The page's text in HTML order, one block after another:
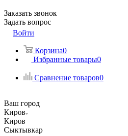
Заказать звонок
Задать вопрос
Войти
Корзина0
Избранные товары0
Сравнение товаров0
Ваш город
Киров
Киров
Сыктывкар